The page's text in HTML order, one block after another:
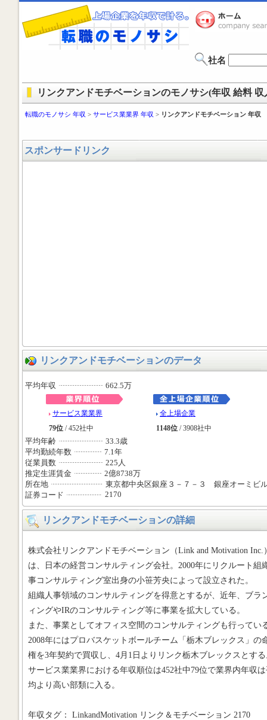
社名
リンクアンドモチベーションのモノサシ(年収 給料 収
転職のモノサシ 年収 > サービス業業界 年収 > リンクアンドモチベーション 年収
スポンサードリンク
リンクアンドモチベーションのデータ
平均年収 662.5万
サービス業業界
79位 / 452社中
全上場企業
1148位 / 3908社中
平均年齢
33.3歳
平均勤続年数
7.1年
従業員数
225人
推定生涯賃金
2億8738万
所在地
東京都中央区銀座３－７－３ 銀座オーミビ
証券コード
2170
リンクアンドモチベーションの詳細
株式会社リンクアンドモチベーション（Link and Motivation Inc.
は、日本の経営コンサルティング会社。2000年にリクルート組
事コンサルティング室出身の小笹芳央によって設立された。
組織人事領域のコンサルティングを得意とするが、近年、ブラ
ィングやIRのコンサルティング等に事業を拡大している。
また、事業としてオフィス空間のコンサルティングも行ってい
2008年にはプロバスケットボールチーム「栃木ブレックス」の
権を3年契約で買収し、4月1日よりリンク栃木ブレックスとす
サービス業業界における年収順位は452社中79位で業界内年収
均より高い部類に入る。
年収タグ： LinkandMotivation リンク＆モチベーション 2170